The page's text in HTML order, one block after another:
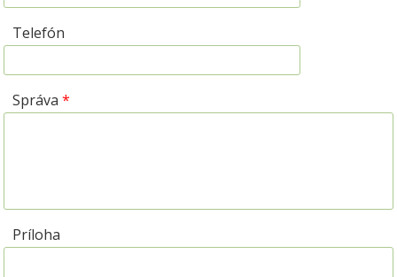
Telefón
Správa*
Príloha